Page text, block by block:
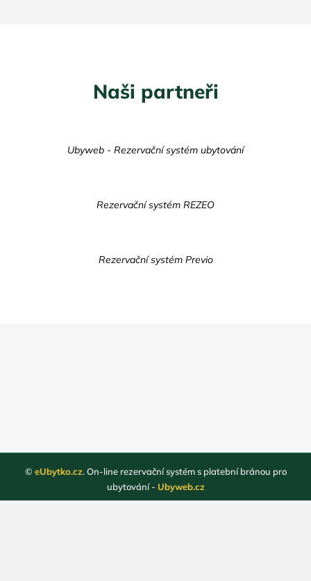
Naši partneři
Ubyweb - Rezervační systém ubytování
Rezervační systém REZEO
Rezervační systém Previo
© eUbytko.cz. On-line rezervační systém s platební bránou pro
ubytování - Ubyweb.cz